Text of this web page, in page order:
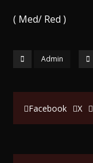
( Med/ Red )
Admin
Facebook X